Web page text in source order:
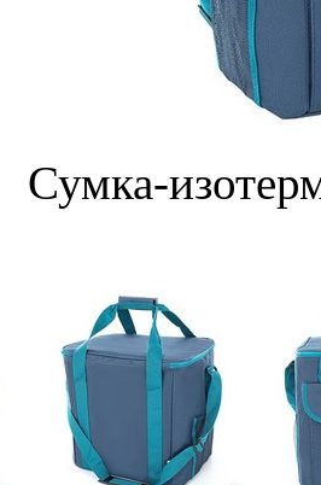
Сумка-